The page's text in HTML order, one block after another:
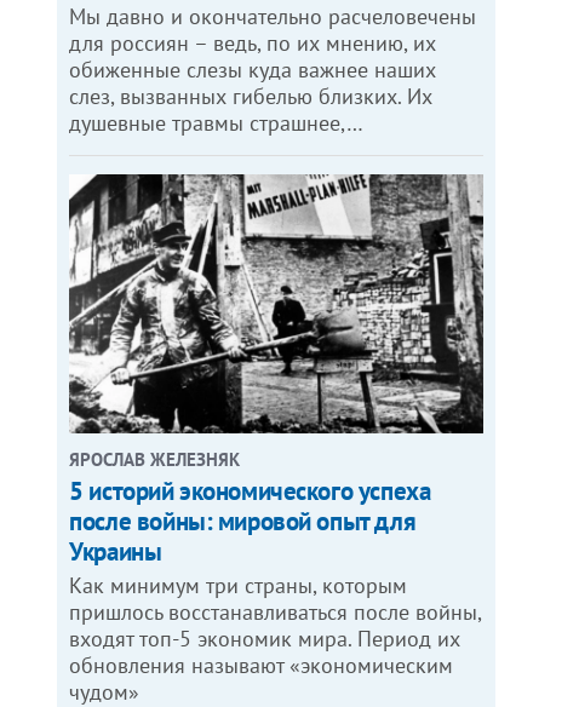
Мы давно и окончательно расчеловечены
для россиян – ведь, по их мнению, их
обиженные слезы куда важнее наших
слез, вызванных гибелью близких. Их
душевные травмы страшнее,…
ЯРОСЛАВ ЖЕЛЕЗНЯК
5 историй экономического успеха
после войны: мировой опыт для
Украины
Как минимум три страны, которым
пришлось восстанавливаться после войны,
входят топ-5 экономик мира. Период их
обновления называют «экономическим
чудом»